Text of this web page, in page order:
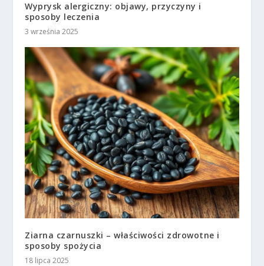
Wyprysk alergiczny: objawy, przyczyny i
sposoby leczenia
3 września 2025
Ziarna czarnuszki – właściwości zdrowotne i
sposoby spożycia
18 lipca 2025